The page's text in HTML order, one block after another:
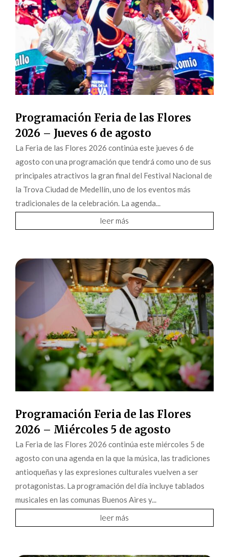
Programación Feria de las Flores
2026 – Jueves 6 de agosto
La Feria de las Flores 2026 continúa este jueves 6 de
agosto con una programación que tendrá como uno de sus
principales atractivos la gran final del Festival Nacional de
la Trova Ciudad de Medellín, uno de los eventos más
tradicionales de la celebración. La agenda...
leer más
Programación Feria de las Flores
2026 – Miércoles 5 de agosto
La Feria de las Flores 2026 continúa este miércoles 5 de
agosto con una agenda en la que la música, las tradiciones
antioqueñas y las expresiones culturales vuelven a ser
protagonistas. La programación del día incluye tablados
musicales en las comunas Buenos Aires y...
leer más